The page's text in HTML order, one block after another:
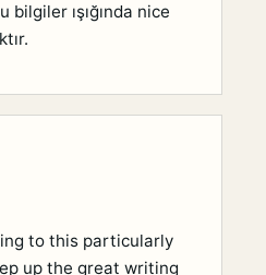
bilgiler ışığında nice
to this particularly
up the great writing